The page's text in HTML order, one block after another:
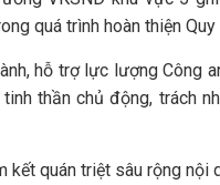
quá trình hoàn thiện Quy
hỗ trợ lực lượng Công
thần chủ động, trách
quán triệt sâu rộng nội